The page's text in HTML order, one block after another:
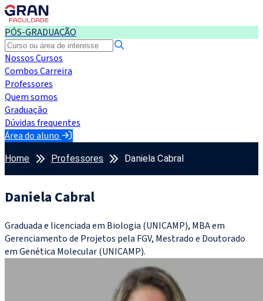
PÓS-GRADUAÇÃO
Nossos Cursos
Combos Carreira
Professores
Quem somos
Graduação
Dúvidas frequentes
Área do aluno
Home Professores Daniela Cabral
Daniela Cabral
Graduada e licenciada em Biologia (UNICAMP), MBA em
Gerenciamento de Projetos pela FGV, Mestrado e Doutorado
em Genética Molecular (UNICAMP).